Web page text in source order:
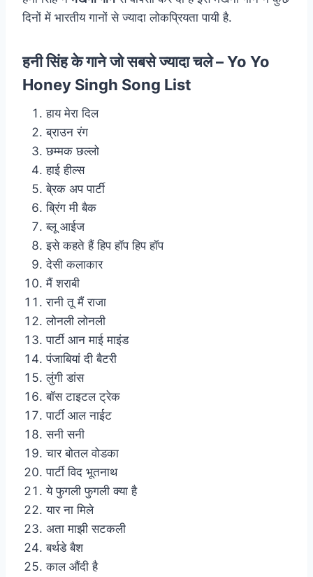
दिनों में भारतीय गानों से ज्यादा लोकप्रियता पायी है.
हनी सिंह के गाने जो सबसे ज्यादा चले – Yo Yo
Honey Singh Song List
हाय मेरा दिल
ब्राउन रंग
छम्मक छल्लो
हाई हील्स
बे्रक अप पार्टी
ब्रिंग मी बैक
ब्लू आईज
इसे कहते हैं हिप हॉप हिप हॉप
देसी कलाकार
मैं शराबी
रानी तू मैं राजा
लोनली लोनली
पार्टी आन माई माइंड
पंजाबियां दी बैटरी
लुंगी डांस
बॉस टाइटल ट्रेक
पार्टी आल नाईट
सनी सनी
चार बोतल वोडका
पार्टी विद भूतनाथ
ये फुगली फुगली क्या है
यार ना मिले
अता माझी सटकली
बर्थडे बैश
काल औंदी है